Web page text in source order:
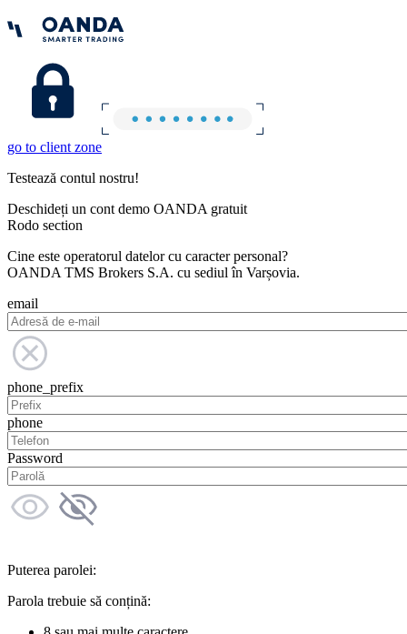
go to client zone
Testează contul nostru!
Deschideți un cont demo OANDA gratuit
Rodo section
Cine este operatorul datelor cu caracter personal?
OANDA TMS Brokers S.A. cu sediul în Varșovia.
email
phone_prefix
phone
Password
Puterea parolei:
Parola trebuie să conțină: